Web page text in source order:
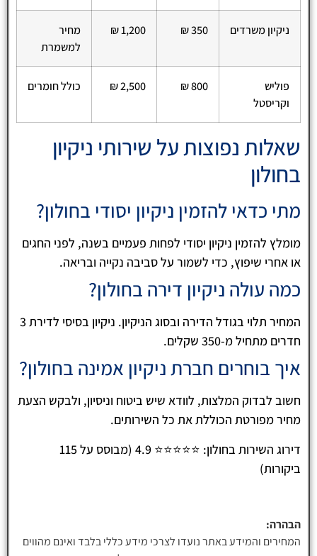
ניקיון משרדים 350 ₪
1,200 ₪
מחיר
למשמרת
פוליש
וקריסטל
800 ₪
2,500 ₪ כולל חומרים
שאלות נפוצות על שירותי ניקיון
בחולון
מתי כדאי להזמין ניקיון יסודי בחולון?
מומלץ להזמין ניקיון יסודי לפחות פעמיים בשנה, לפני החגים
או אחרי שיפוץ, כדי לשמור על סביבה נקייה ובריאה.
כמה עולה ניקיון דירה בחולון?
המחיר תלוי בגודל הדירה ובסוג הניקיון. ניקיון בסיסי לדירת 3
חדרים מתחיל מ-350 שקלים.
איך בוחרים חברת ניקיון אמינה בחולון?
חשוב לבדוק המלצות, לוודא שיש ביטוח וניסיון, ולבקש הצעת
מחיר מפורטת הכוללת את כל השירותים.
דירוג השירות בחולון: ⭐⭐⭐⭐⭐ 4.9 (מבוסס על 115
ביקורות)
הבהרה:
המחירים והמידע באתר נועדו לצרכי מידע כללי בלבד ואינם מהווים